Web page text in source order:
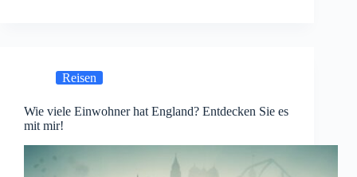
Reisen
Wie viele Einwohner hat England? Entdecken Sie es
mit mir!